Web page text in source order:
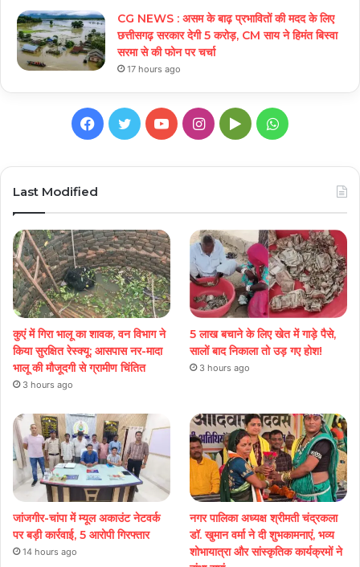
CG NEWS : असम के बाढ़ प्रभावितों की मदद के लिए
छत्तीसगढ़ सरकार देगी 5 करोड़, CM साय ने हिमंत बिस्वा
सरमा से की फोन पर चर्चा
17 hours ago
Facebook
TwitterYouTubeInstagram
GoogleWhatsApp
Last Modified
कुएं में गिरा भालू का शावक, वन विभाग ने
किया सुरक्षित रेस्क्यू; आसपास नर-मादा
भालू की मौजूदगी से ग्रामीण चिंतित
3 hours ago
5 लाख बचाने के लिए खेत में गाड़े पैसे,
सालों बाद निकाला तो उड़ गए होश!
3 hours ago
जांजगीर-चांपा में म्यूल अकाउंट नेटवर्क
पर बड़ी कार्रवाई, 5 आरोपी गिरफ्तार
14 hours ago
नगर पालिका अध्यक्ष श्रीमती चंद्रकला
डॉ. खुमान वर्मा ने दी शुभकामनाएं, भव्य
शोभायात्रा और सांस्कृतिक कार्यक्रमों ने